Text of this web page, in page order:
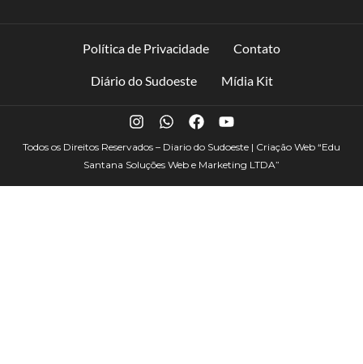
Política de Privacidade Contato
Diário do Sudoeste Mídia Kit
Todos os Direitos Reservados – Diario do Sudoeste | Criação Web “Edu
Santana Soluções Web e Marketing LTDA”